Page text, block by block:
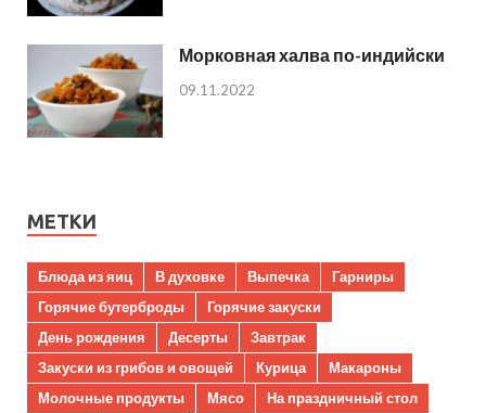
Морковная халва по-индийски
09.11.2022
МЕТКИ
Блюда из яиц В духовке Выпечка
Гарниры
Горячие бутерброды
Горячие закуски
День рождения
Десерты
Завтрак
Закуски из грибов и овощей
Курица
Макароны
Молочные продукты
Мясо
На праздничный стол